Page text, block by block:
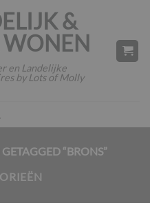
&
WONEN
en Landelijke
by Lots of Molly
“BRONS”